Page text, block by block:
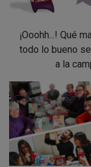
¡Ooohh...! Qué
todo lo bueno
a la